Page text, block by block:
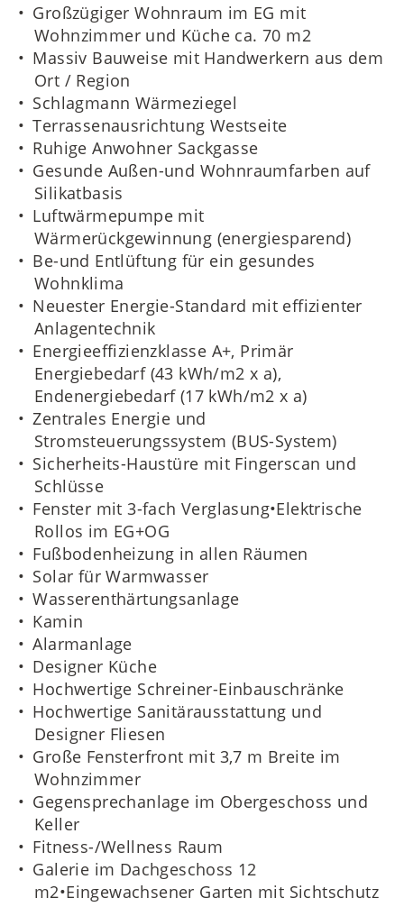
Großzügiger Wohnraum im EG mit
Wohnzimmer und Küche ca. 70 m2
Massiv Bauweise mit Handwerkern aus dem
Ort / Region
Schlagmann Wärmeziegel
Terrassenausrichtung Westseite
Ruhige Anwohner Sackgasse
Gesunde Außen-und Wohnraumfarben auf
Silikatbasis
Luftwärmepumpe mit
Wärmerückgewinnung (energiesparend)
Be-und Entlüftung für ein gesundes
Wohnklima
Neuester Energie-Standard mit effizienter
Anlagentechnik
Energieeffizienzklasse A+, Primär
Energiebedarf (43 kWh/m2 x a),
Endenergiebedarf (17 kWh/m2 x a)
Zentrales Energie und
Stromsteuerungssystem (BUS-System)
Sicherheits-Haustüre mit Fingerscan und
Schlüsse
Fenster mit 3-fach Verglasung•Elektrische
Rollos im EG+OG
Fußbodenheizung in allen Räumen
Solar für Warmwasser
Wasserenthärtungsanlage
Kamin
Alarmanlage
Designer Küche
Hochwertige Schreiner-Einbauschränke
Hochwertige Sanitärausstattung und
Designer Fliesen
Große Fensterfront mit 3,7 m Breite im
Wohnzimmer
Gegensprechanlage im Obergeschoss und
Keller
Fitness-/Wellness Raum
Galerie im Dachgeschoss 12
m2•Eingewachsener Garten mit Sichtschutz